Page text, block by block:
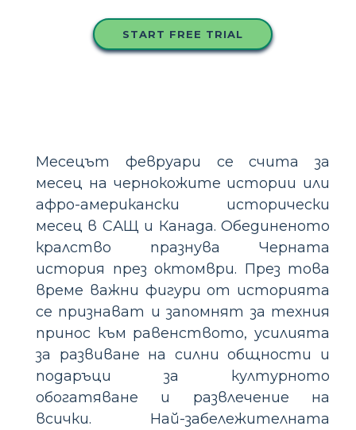
START FREE TRIAL
Месецът февруари се счита за
месец на чернокожите истории или
афро-американски исторически
месец в САЩ и Канада. Обединеното
кралство празнува Черната
история през октомври. През това
време важни фигури от историята
се признават и запомнят за техния
принос към равенството, усилията
за развиване на силни общности и
подаръци за културното
обогатяване и развлечение на
всички. Най-забележителната